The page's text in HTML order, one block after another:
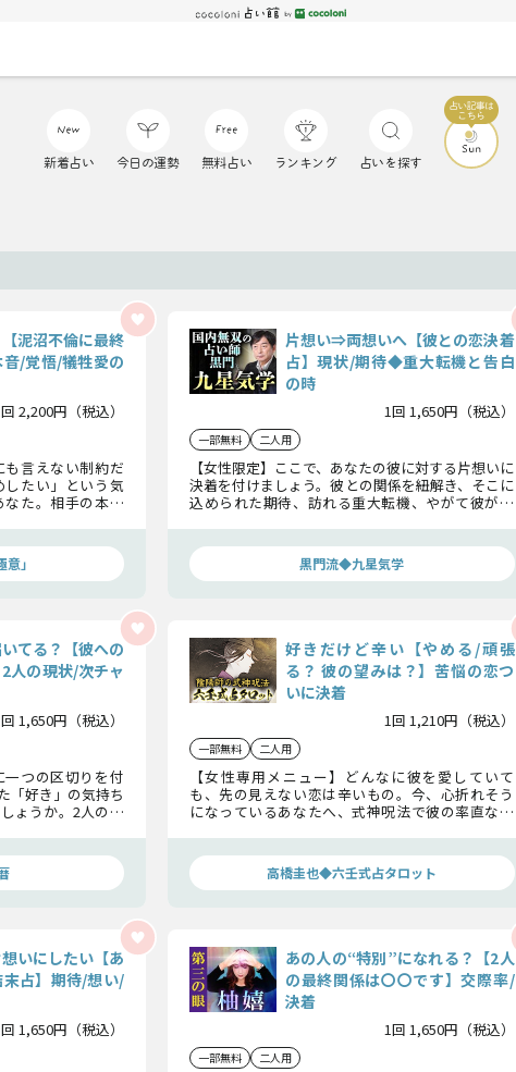
新着占い 今日の運勢 無料占い ランキング 占いを探す
泥沼不倫に最終
/覚悟/犠牲愛の
2,200円（税込）
言えない制約だ
したい」という気
た。相手の本心
」
片想い⇒両想いへ【彼との恋決着
占】現状/期待◆重大転機と告白
の時
1回 1,650円（税込）
一部無料 二人用
【女性限定】ここで、あなたの彼に対する片想いに
決着を付けましょう。彼との関係を紐解き、そこに
込められた期待、訪れる重大転機、やがて彼が打
黒門流◆九星気学
てる？【彼への
人の現状/次チャ
1,650円（税込）
一つの区切りを付
「好き」の気持ち
ょうか。2人の関
好きだけど辛い【やめる/頑張
る？ 彼の望みは？】苦悩の恋つ
いに決着
1回 1,210円（税込）
一部無料 二人用
【女性専用メニュー】どんなに彼を愛していて
も、先の見えない恋は辛いもの。今、心折れそう
になっているあなたへ、式神呪法で彼の率直な本
高橋圭也◆六壬式占タロット
いにしたい【あ
占】期待/想い/
1,650円（税込）
あの人の“特別”になれる？【2人
の最終関係は〇〇です】交際率/
決着
1回 1,650円（税込）
一部無料 二人用